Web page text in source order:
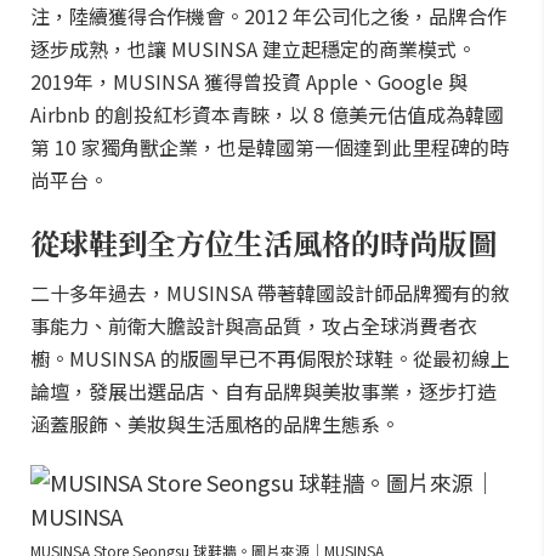
注，陸續獲得合作機會。2012 年公司化之後，品牌合作
逐步成熟，也讓 MUSINSA 建立起穩定的商業模式。
2019年，MUSINSA 獲得曾投資 Apple、Google 與
Airbnb 的創投紅杉資本青睞，以 8 億美元估值成為韓國
第 10 家獨角獸企業，也是韓國第一個達到此里程碑的時
尚平台。
從球鞋到全方位生活風格的時尚版圖
二十多年過去，MUSINSA 帶著韓國設計師品牌獨有的敘
事能力、前衛大膽設計與高品質，攻占全球消費者衣
櫥。MUSINSA 的版圖早已不再侷限於球鞋。從最初線上
論壇，發展出選品店、自有品牌與美妝事業，逐步打造
涵蓋服飾、美妝與生活風格的品牌生態系。
MUSINSA Store Seongsu 球鞋牆。圖片來源｜MUSINSA